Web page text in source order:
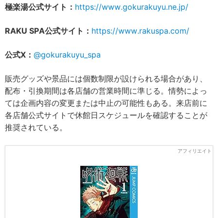
極楽湯公式サイト： https://www.gokurakuyu.ne.jp/
RAKU SPA公式サイト： https://www.rakuspa.com/
公式X： @gokurakuyu_spa
販売グッズや景品には個数制限が設けられる場合があり、
配布・引換期間は各店舗の営業時間に準じる。情勢によっ
ては企画内容の変更または中止の可能性もある。来店前に
各店舗公式サイトで休館日スケジュールを確認することが
推奨されている。